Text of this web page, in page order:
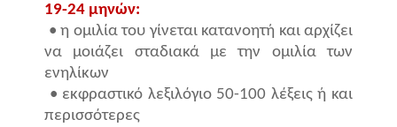
19-24 μηνών:
• η ομιλία του γίνεται κατανοητή και αρχίζει
να μοιάζει σταδιακά με την ομιλία των
ενηλίκων
• εκφραστικό λεξιλόγιο 50-100 λέξεις ή και
περισσότερες